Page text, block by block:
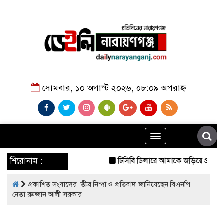
সোমবার, ১০ অগাস্ট ২০২৬, ০৮:০৯ অপরাহ্ন
Toggle
navigation
শিরোনাম : টিসিবি ডিলারে আমাকে জড়িয়ে
প্রকাশিত সংবাদের তীব্র নিন্দা ও প্রতিবাদ জানিয়েছেন বিএনপি
নেতা রমজান আলী সরকার